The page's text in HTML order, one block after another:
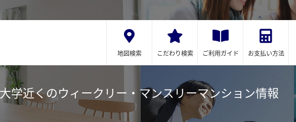
地図検索 こだわり検索 ご利用ガイド お支払い方法
学近くのウィークリー・マンスリーマンション情報